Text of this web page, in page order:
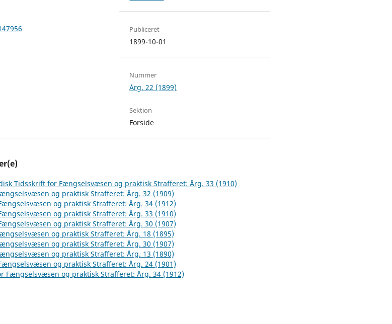
Publiceret
1899-10-01
Nummer
Årg. 22 (1899)
Sektion
Forside
Tidsskrift for Fængselsvæsen og praktisk Strafferet: Årg. 33 (1910)
og praktisk Strafferet: Årg. 32 (1909)
og praktisk Strafferet: Årg. 34 (1912)
og praktisk Strafferet: Årg. 33 (1910)
og praktisk Strafferet: Årg. 30 (1907)
og praktisk Strafferet: Årg. 18 (1895)
og praktisk Strafferet: Årg. 30 (1907)
og praktisk Strafferet: Årg. 13 (1890)
og praktisk Strafferet: Årg. 24 (1901)
Fængselsvæsen og praktisk Strafferet: Årg. 34 (1912)